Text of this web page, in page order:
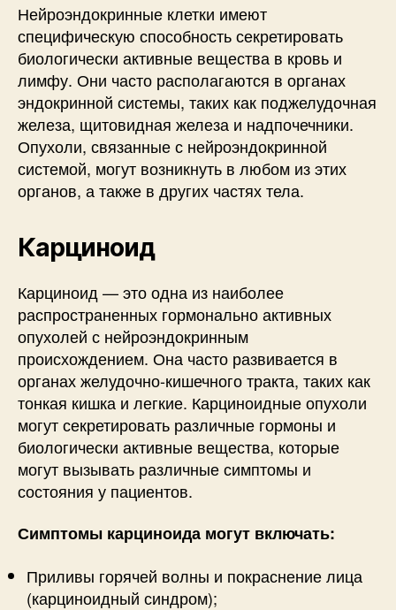
Нейроэндокринные клетки имеют
специфическую способность секретировать
биологически активные вещества в кровь и
лимфу. Они часто располагаются в органах
эндокринной системы, таких как поджелудочная
железа, щитовидная железа и надпочечники.
Опухоли, связанные с нейроэндокринной
системой, могут возникнуть в любом из этих
органов, а также в других частях тела.
Карциноид
Карциноид — это одна из наиболее
распространенных гормонально активных
опухолей с нейроэндокринным
происхождением. Она часто развивается в
органах желудочно-кишечного тракта, таких как
тонкая кишка и легкие. Карциноидные опухоли
могут секретировать различные гормоны и
биологически активные вещества, которые
могут вызывать различные симптомы и
состояния у пациентов.
Симптомы карциноида могут включать:
Приливы горячей волны и покраснение лица
(карциноидный синдром);